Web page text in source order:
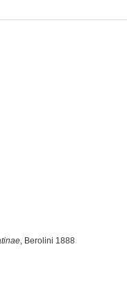
, Berolini 1888